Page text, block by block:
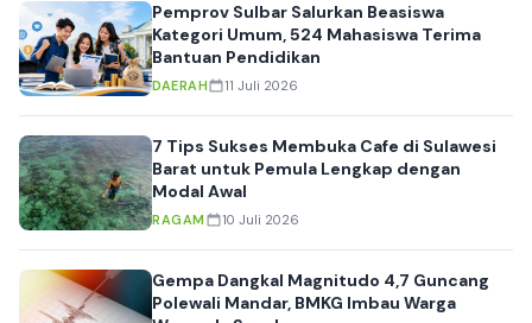
Pemprov Sulbar Salurkan Beasiswa
Kategori Umum, 524 Mahasiswa Terima
Bantuan Pendidikan
DAERAH 11 Juli 2026
7 Tips Sukses Membuka Cafe di Sulawesi
Barat untuk Pemula Lengkap dengan
Modal Awal
RAGAM 10 Juli 2026
Gempa Dangkal Magnitudo 4,7 Guncang
Polewali Mandar, BMKG Imbau Warga